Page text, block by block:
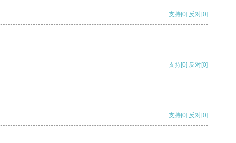
支持[0] 反对[0]
支持[0] 反对[0]
支持[0] 反对[0]